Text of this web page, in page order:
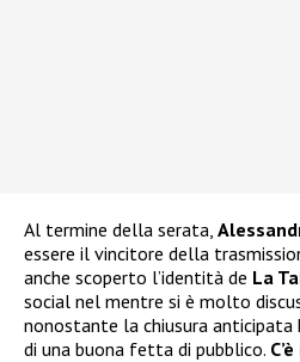
Al termine della serata,
essere il vincitore della
anche scoperto l’identità de La
social nel mentre si è molto
nonostante la chiusura
di una buona fetta di pubblico.